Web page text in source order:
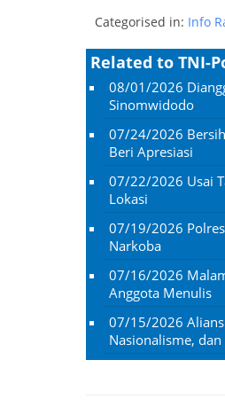
Categorised in: Info
Related to TNI-
08/01/2026
Sinomwidodo
07/24/2026
Beri Apresiasi
07/22/2026 Usai
Lokasi
07/19/2026
Narkoba
07/16/2026
Anggota Menulis
07/15/2026
Nasionalisme,